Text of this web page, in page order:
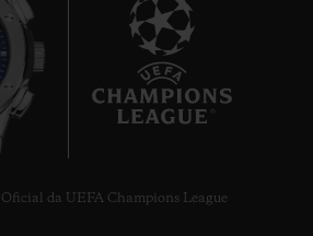
da UEFA Champions League